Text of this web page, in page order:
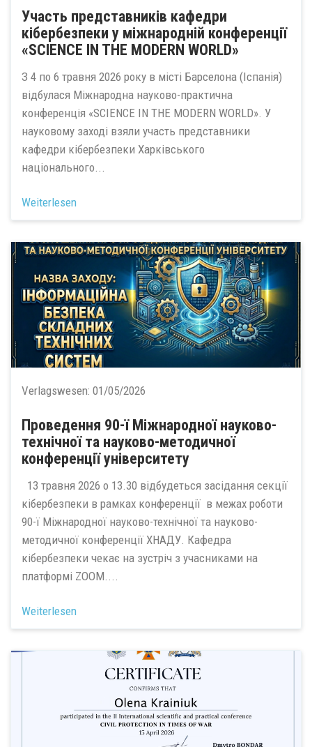
Участь представників кафедри
кібербезпеки у міжнародній конференції
«SCIENCE IN THE MODERN WORLD»
З 4 по 6 травня 2026 року в місті Барселона (Іспанія)
відбулася Міжнародна науково-практична
конференція «SCIENCE IN THE MODERN WORLD». У
науковому заході взяли участь представники
кафедри кібербезпеки Харківського
національного...
Weiterlesen
Verlagswesen: 01/05/2026
Проведення 90-ї Міжнародної науково-
технічної та науково-методичної
конференції університету
13 травня 2026 о 13.30 відбудеться засідання секції
кібербезпеки в рамках конференції в межах роботи
90-ї Міжнародної науково-технічної та науково-
методичної конференції ХНАДУ. Кафедра
кібербезпеки чекає на зустріч з учасниками на
платформі ZOOM....
Weiterlesen